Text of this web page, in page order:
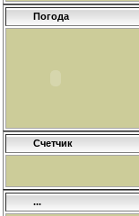
Погода
Счетчик
...